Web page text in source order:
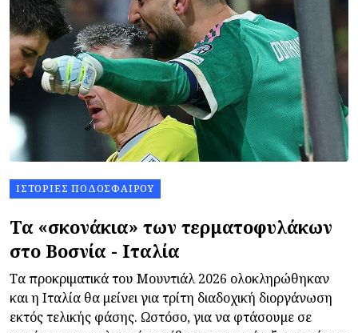
ΙΣΤΟΡΊΕΣ ΠΟΔΟΣΦΑΊΡΟΥ
Τα «σκονάκια» των τερματοφυλάκων
στο Βοσνία - Ιταλία
Τα προκριματικά του Μουντιάλ 2026 ολοκληρώθηκαν
και η Ιταλία θα μείνει για τρίτη διαδοχική διοργάνωση
εκτός τελικής φάσης. Ωστόσο, για να φτάσουμε σε